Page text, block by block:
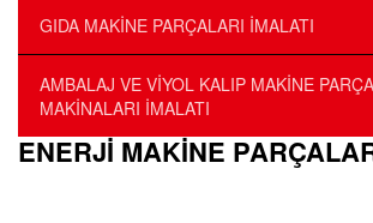
GIDA MAKİNE PARÇALARI İMALATI
AMBALAJ VE VİYOL KALIP MAKİNE
MAKİNALARI İMALATI
ENERJİ MAKİNE